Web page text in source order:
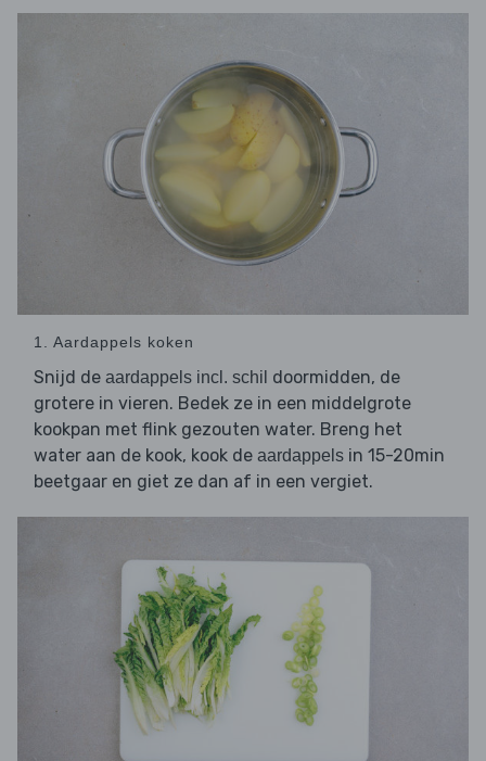
1. Aardappels koken
Snijd de aardappels incl. schil doormidden, de
grotere in vieren. Bedek ze in een middelgrote
kookpan met flink gezouten water. Breng het
water aan de kook, kook de aardappels in 15-20min
beetgaar en giet ze dan af in een vergiet.